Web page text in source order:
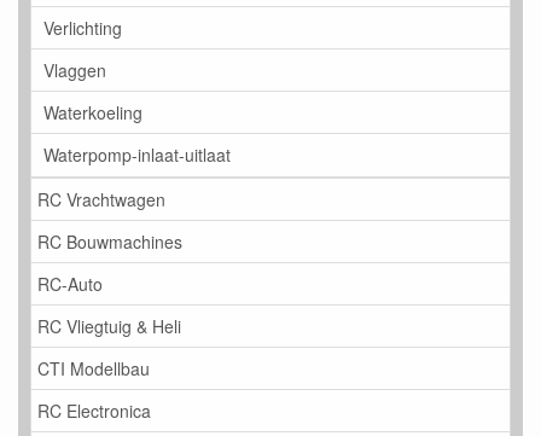
Verlichting
Vlaggen
Waterkoeling
Waterpomp-inlaat-uitlaat
RC Vrachtwagen
RC Bouwmachines
RC-Auto
RC Vliegtuig & Heli
CTI Modellbau
RC Electronica